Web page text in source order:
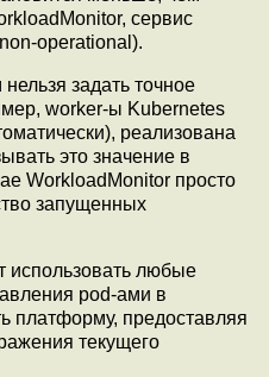
сервис
operational).
задать точное
worker-ы Kubernetes
реализована
это значение в
WorkloadMonitor просто
запущенных
использовать любые
pod-ами в
платформу, предоставляя
текущего